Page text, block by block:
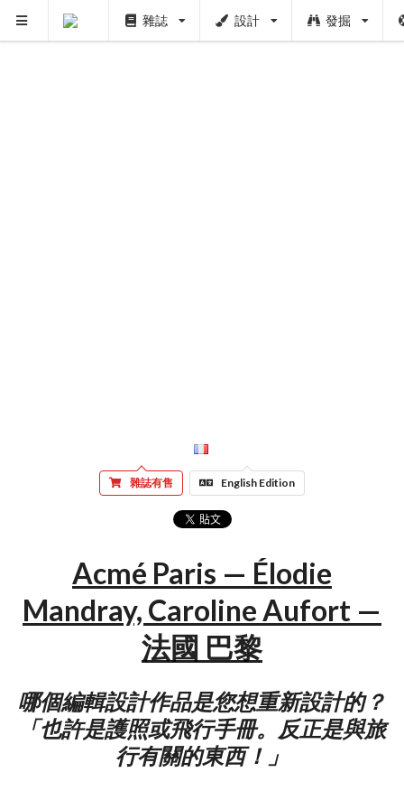
雜誌 設計 發掘
雜誌有售 English Edition
Acmé Paris — Élodie
Mandray, Caroline Aufort —
法國 巴黎
哪個編輯設計作品是您想重新設計的？
「也許是護照或飛行手冊。反正是與旅
行有關的東西！」